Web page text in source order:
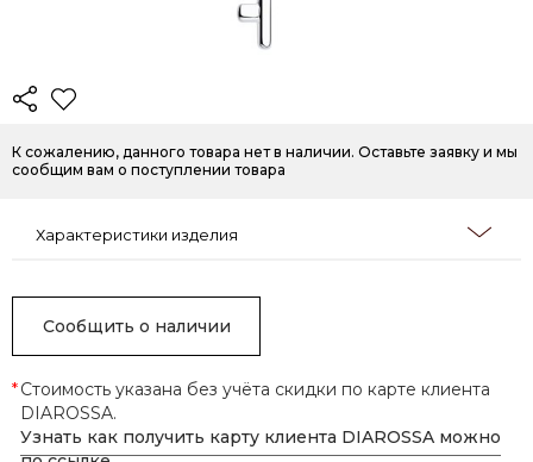
К сожалению, данного товара нет в наличии. Оставьте заявку и мы
сообщим вам о поступлении товара
Характеристики изделия
Сообщить о наличии
*Стоимость указана без учёта скидки по карте клиента
DIAROSSA.
Узнать как получить карту клиента DIAROSSA можно